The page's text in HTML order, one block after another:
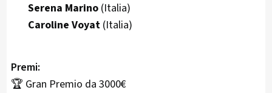
Serena Marino(Italia)
Caroline Voyat(Italia)
Premi:
🏆 Gran Premio da 3000€